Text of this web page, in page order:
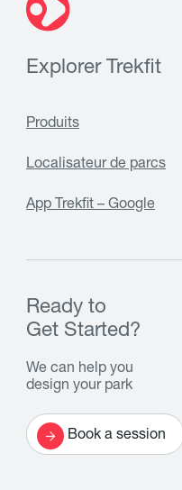
Explorer Trekfit
Produits
Localisateur de parcs
App Trekfit – Google
Ready to
Get Started?
We can help you
design your park
Book a session